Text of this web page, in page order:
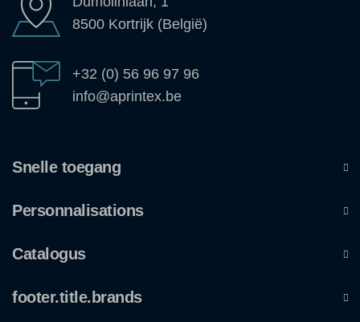
8500 Kortrijk (België)
+32 (0) 56 96 97 96
info@aprintex.be
Snelle toegang
Personnalisations
Catalogus
footer.title.brands